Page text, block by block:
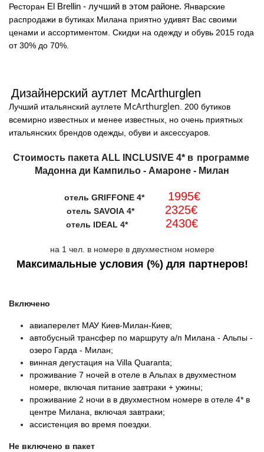
Ресторан El Brellin - лучший в этом районе. Январские
распродажи в бутиках Милана приятно удивят Вас своими
ценами и ассортиментом. Скидки на одежду и обувь 2015 года
от 30% до 70%.
Дизайнерский аутлет McArthurglen
Лучший итальянский аутлете McArthurglen. 200 бутиков
всемирно известных и менее известных, но очень приятных
итальянских брендов одежды, обуви и аксессуаров.
Стоимость пакета ALL INCLUSIVE 4* в программе
Мадонна ди Кампильо - Амароне - Милан
отель GRIFFONE 4* 1995€
отель SAVOIA 4* 2325€
отель IDEAL 4* 2430€
на 1 чел. в номере в двухместном номере
Максимальные условия (%) для партнеров!
Включено
авиаперелет МАУ Киев-Милан-Киев;
автобусный трансфер по маршруту а/п Милана - Альпы -
озеро Гарда - Милан;
винная дегустация на Villa Quaranta;
проживание 7 ночей в отеле в Альпах в двухместном
номере, включая питание завтраки + ужины;
проживание 2 ночи в в двухместном номере в отеле 4* в
центре Милана, включая завтраки;
ассистенция во время поездки.
Не включено в пакет